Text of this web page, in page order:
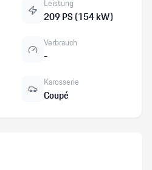
Leistung
209 PS (154 kW)
Verbrauch
-
Karosserie
Coupé